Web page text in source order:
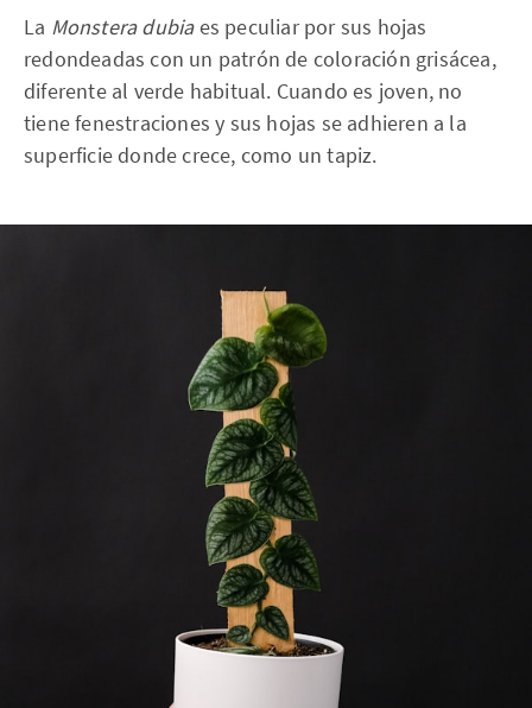
La Monstera dubiaes peculiar por sus hojas
redondeadas con un patrón de coloración grisácea,
diferente al verde habitual. Cuando es joven, no
tiene fenestraciones y sus hojas se adhieren a la
superficie donde crece, como un tapiz.